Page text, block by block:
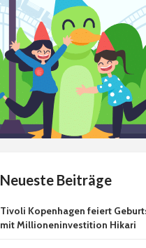
Neueste Beiträge
Tivoli Kopenhagen feiert
mit Millioneninvestition Hikari